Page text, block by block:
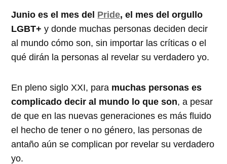
Junio es el mes del Pride, el mes del orgullo
LGBT+y donde muchas personas deciden decir
al mundo cómo son, sin importar las críticas o el
qué dirán la personas al revelar su verdadero yo.
En pleno siglo XXI, para muchas personas es
complicado decir al mundo lo que son, a pesar
de que en las nuevas generaciones es más fluido
el hecho de tener o no género, las personas de
antaño aún se complican por revelar su verdadero
yo.